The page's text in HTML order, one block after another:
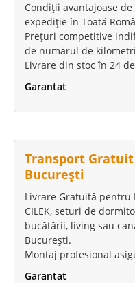
Condiții avantajoase de
expediție în Toată
Prețuri competitive
de numărul de
Livrare din stoc în 24
Garantat
Transport Gratuit
București
Livrare Gratuită pentru
CILEK, seturi de
bucătării, living sau
București.
Montaj profesional
Garantat